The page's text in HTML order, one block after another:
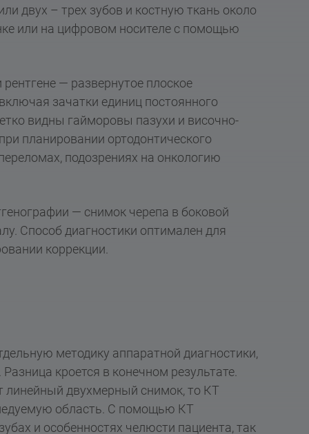
двух – трех зубов и костную ткань около
или на цифровом носителе с помощью
— развернутое плоское
зачатки единиц постоянного
видны гайморовы пазухи и височно-
планировании ортодонтического
подозрениях на онкологию
— снимок черепа в боковой
Способ диагностики оптимален для
коррекции.
методику аппаратной диагностики,
кроется в конечном результате.
двухмерный снимок, то КТ
область. С помощью КТ
и особенностях челюсти пациента, так